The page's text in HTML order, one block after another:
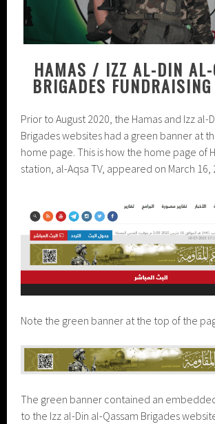
HAMAS / IZZ AL-DIN AL-
BRIGADES
Prior to August 2020, the Hamas and Izz al-
Brigades websites had a green banner at
home page. This is how the home page of
station, al-Aqsa TV, appeared on March 16,
Note the green banner at the top of the
The green banner contained an
to the Izz al-Din al-Qassam Brigades